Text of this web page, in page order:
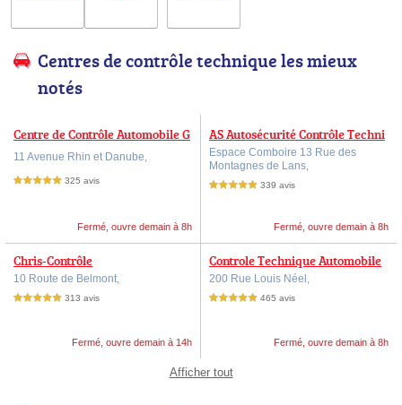
Centres de contrôle technique les mieux
notés
Centre de Contrôle Automobile G
renoblois
11 Avenue Rhin et Danube,
5,0 étoiles sur 5 325 avis
Fermé, ouvre demain à 8h
AS Autosécurité Contrôle Techni
que ECHIROLLES - ESPACE COM
BOIRE
Espace Comboire 13 Rue des
Montagnes de Lans,
5,0 étoiles sur 5 339 avis
Fermé, ouvre demain à 8h
Chris-Contrôle
10 Route de Belmont,
5,0 étoiles sur 5 313 avis
Fermé, ouvre demain à 14h
Controle Technique Automobile
de Rives
200 Rue Louis Néel,
5,0 étoiles sur 5 465 avis
Fermé, ouvre demain à 8h
Afficher tout